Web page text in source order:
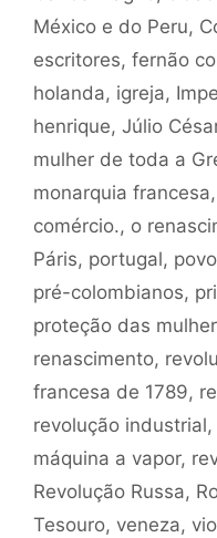
México e do Peru,
escritores, fernão
holanda, igreja,
henrique, Júlio
mulher de toda a
monarquia francesa,
comércio., o
Páris, portugal,
pré-colombianos,
proteção das
renascimento,
francesa de 1789,
revolução industrial,
máquina a vapor,
Revolução Russa,
Tesouro, veneza,